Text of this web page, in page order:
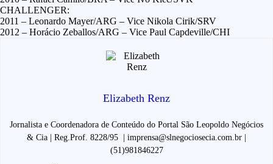
CHALLENGER:
2011 – Leonardo Mayer/ARG – Vice Nikola Cirik/SRV
2012 – Horácio Zeballos/ARG – Vice Paul Capdeville/CHI
Elizabeth Renz
Jornalista e Coordenadora de Conteúdo do Portal São Leopoldo Negócios
& Cia | Reg.Prof. 8228/95 | imprensa@slnegociosecia.com.br |
(51)981846227